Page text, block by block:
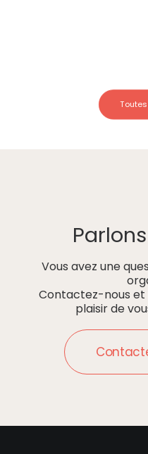
Vous avez une
Contactez-nous et
plaisir de